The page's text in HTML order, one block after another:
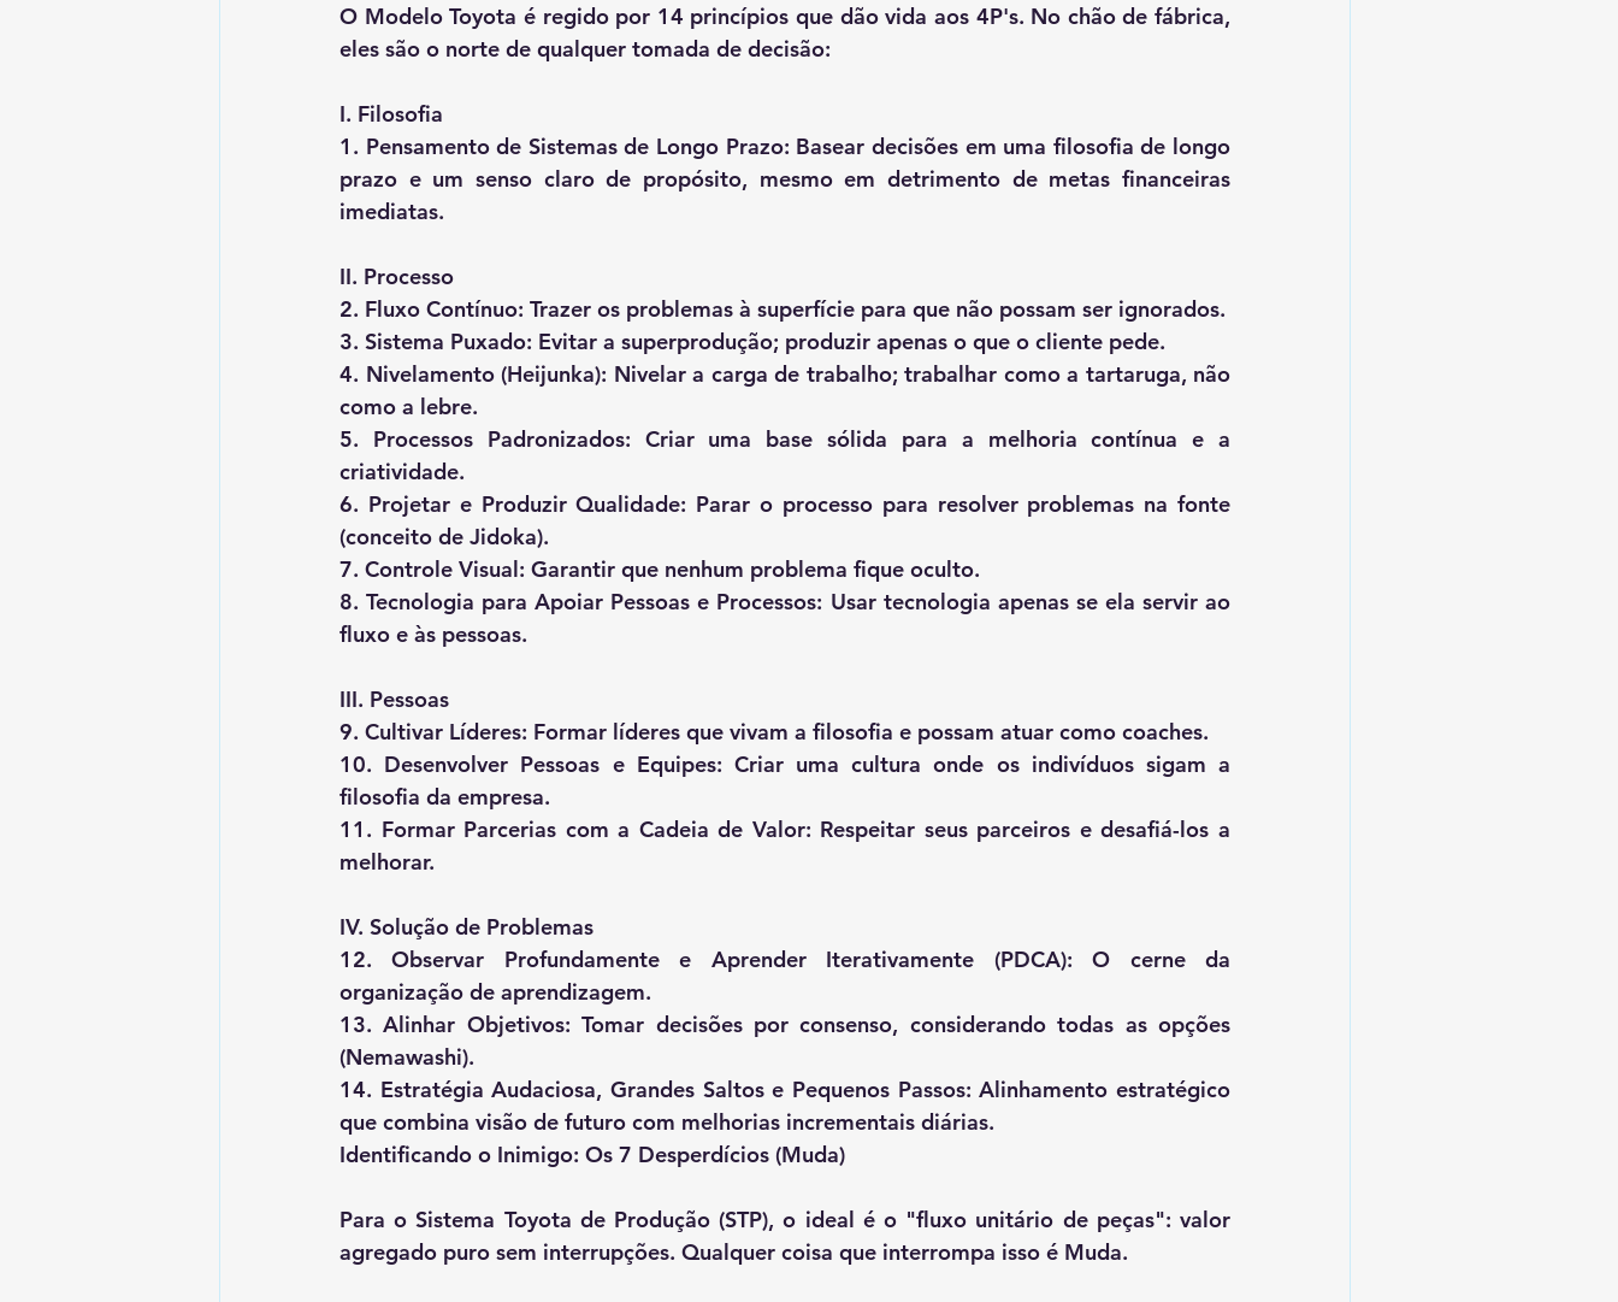
O Modelo Toyota é regido por 14 princípios que dão vida aos 4P's. No chão de fábrica,
eles são o norte de qualquer tomada de decisão:
I. Filosofia
1. Pensamento de Sistemas de Longo Prazo: Basear decisões em uma filosofia de longo
prazo e um senso claro de propósito, mesmo em detrimento de metas financeiras
imediatas.
II. Processo
2. Fluxo Contínuo: Trazer os problemas à superfície para que não possam ser ignorados.
3. Sistema Puxado: Evitar a superprodução; produzir apenas o que o cliente pede.
4. Nivelamento (Heijunka): Nivelar a carga de trabalho; trabalhar como a tartaruga, não
como a lebre.
5. Processos Padronizados: Criar uma base sólida para a melhoria contínua e a
criatividade.
6. Projetar e Produzir Qualidade: Parar o processo para resolver problemas na fonte
(conceito de Jidoka).
7. Controle Visual: Garantir que nenhum problema fique oculto.
8. Tecnologia para Apoiar Pessoas e Processos: Usar tecnologia apenas se ela servir ao
fluxo e às pessoas.
III. Pessoas
9. Cultivar Líderes: Formar líderes que vivam a filosofia e possam atuar como coaches.
10. Desenvolver Pessoas e Equipes: Criar uma cultura onde os indivíduos sigam a
filosofia da empresa.
11. Formar Parcerias com a Cadeia de Valor: Respeitar seus parceiros e desafiá-los a
melhorar.
IV. Solução de Problemas
12. Observar Profundamente e Aprender Iterativamente (PDCA): O cerne da
organização de aprendizagem.
13. Alinhar Objetivos: Tomar decisões por consenso, considerando todas as opções
(Nemawashi).
14. Estratégia Audaciosa, Grandes Saltos e Pequenos Passos: Alinhamento estratégico
que combina visão de futuro com melhorias incrementais diárias.
Identificando o Inimigo: Os 7 Desperdícios (Muda)
Para o Sistema Toyota de Produção (STP), o ideal é o "fluxo unitário de peças": valor
agregado puro sem interrupções. Qualquer coisa que interrompa isso é Muda.